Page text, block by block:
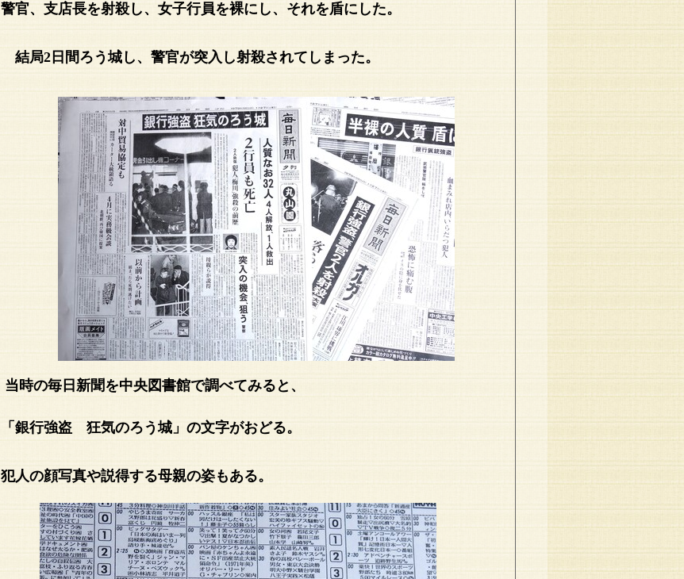
警官、支店長を射殺し、女子行員を裸にし、それを盾にした。
結局2日間ろう城し、警官が突入し射殺されてしまった。
当時の毎日新聞を中央図書館で調べてみると、
「銀行強盗 狂気のろう城」の文字がおどる。
犯人の顔写真や説得する母親の姿もある。